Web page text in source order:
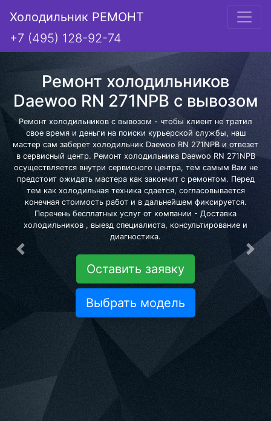
Холодильник РЕМОНТ
+7 (495) 128-92-74
Ремонт холодильников
Daewoo RN 271NPB с вывозом
Ремонт холодильников с вывозом - чтобы клиент не тратил
свое время и деньги на поиски курьерской службы, наш
мастер сам заберет холодильник Daewoo RN 271NPB и отвезет
в сервисный центр. Ремонт холодильника Daewoo RN 271NPB
осуществляется внутри сервисного центра, тем самым Вам не
предстоит ожидать мастера как закончит с ремонтом. Перед
тем как холодильная техника сдается, согласовывается
конечная стоимость работ и в дальнейшем фиксируется.
Перечень бесплатных услуг от компании - Доставка
холодильников , выезд специалиста, консультирование и
диагностика.
Оставить заявку
Выбрать модель
Предыдущая